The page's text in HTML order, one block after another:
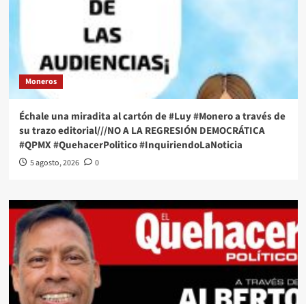
Moneros
Échale una miradita al cartón de #Luy #Monero a través de
su trazo editorial///NO A LA REGRESIÓN DEMOCRÁTICA
#QPMX #QuehacerPolitico #InquiriendoLaNoticia
5 agosto, 2026 0